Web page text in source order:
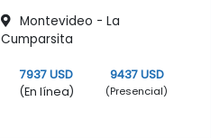
Montevideo - La
Cumparsita
7937 USD
(En línea)
9437 USD
(Presencial)